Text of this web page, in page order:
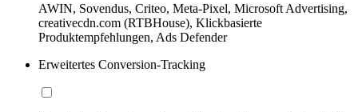
AWIN, Sovendus, Criteo, Meta-Pixel, Microsoft Advertising,
creativecdn.com (RTBHouse), Klickbasierte
Produktempfehlungen, Ads Defender
Erweitertes Conversion-Tracking